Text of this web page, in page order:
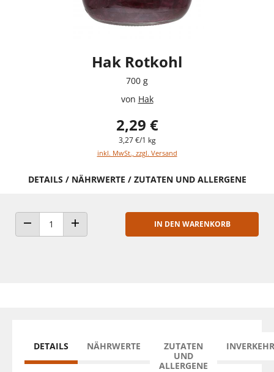
Hak Rotkohl
700 g
von Hak
2,29 €
3,27 €/1 kg
inkl. MwSt., zzgl. Versand
DETAILS / NÄHRWERTE / ZUTATEN UND ALLERGENE
ANZAHL VERRINGERNANZAHL ERHÖHEN
IN DEN WARENKORB
DETAILS NÄHRWERTE
ZUTATEN
UND
ALLERGENE